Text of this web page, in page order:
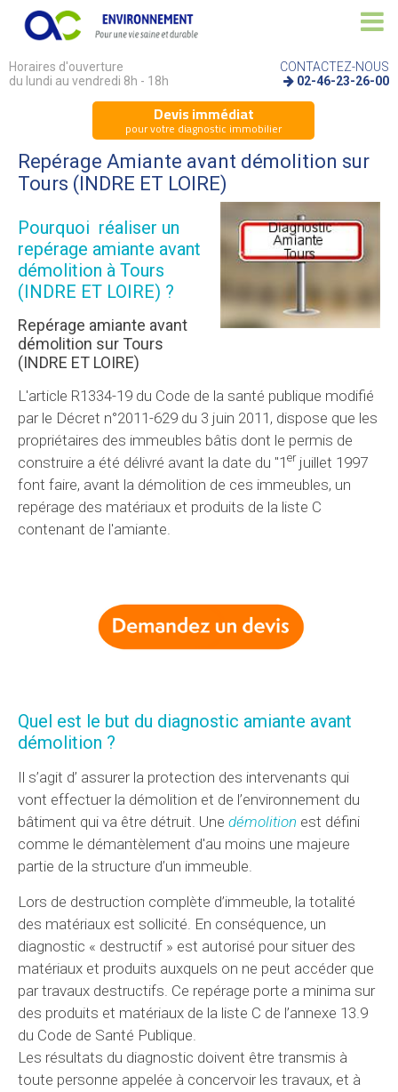
Horaires d'ouverture
du lundi au vendredi 8h - 18h
CONTACTEZ-NOUS
02-46-23-26-00
Devis immédiat
pour votre diagnostic immobilier
Repérage Amiante avant démolition sur
Tours (INDRE ET LOIRE)
Pourquoi réaliser un
repérage amiante avant
démolition à Tours
(INDRE ET LOIRE) ?
Repérage amiante avant
démolition sur Tours
(INDRE ET LOIRE)
L'article R1334-19 du Code de la santé publique modifié
par le Décret n°2011-629 du 3 juin 2011, dispose que les
propriétaires des immeubles bâtis dont le permis de
construire a été délivré avant la date du "1 erjuillet 1997
font faire, avant la démolition de ces immeubles, un
repérage des matériaux et produits de la liste C
contenant de l'amiante.
Quel est le but du diagnostic amiante avant
démolition ?
Il s’agit d’ assurer la protection des intervenants qui
vont effectuer la démolition et de l’environnement du
bâtiment qui va être détruit. Une démolition est défini
comme le démantèlement d'au moins une majeure
partie de la structure d’un immeuble.
Lors de destruction complète d’immeuble, la totalité
des matériaux est sollicité. En conséquence, un
diagnostic « destructif » est autorisé pour situer des
matériaux et produits auxquels on ne peut accéder que
par travaux destructifs. Ce repérage porte a minima sur
des produits et matériaux de la liste C de l’annexe 13.9
du Code de Santé Publique.
Les résultats du diagnostic doivent être transmis à
toute personne appelée à concervoir les travaux, et à